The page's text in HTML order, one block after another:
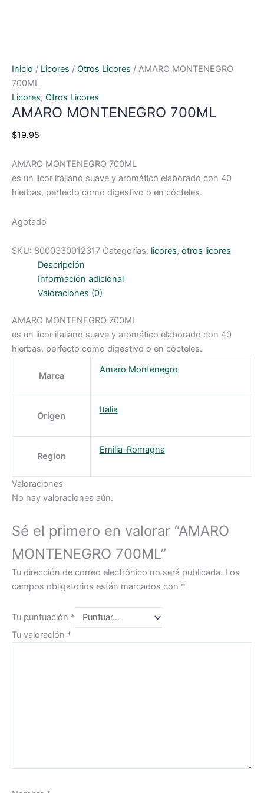
Inicio / Licores / Otros Licores / AMARO MONTENEGRO
700ML
Licores, Otros Licores
AMARO MONTENEGRO 700ML
$19.95
AMARO MONTENEGRO 700ML
es un licor italiano suave y aromático elaborado con 40
hierbas, perfecto como digestivo o en cócteles.
Agotado
SKU: 8000330012317 Categorías: licores, otros licores
Descripción
Información adicional
Valoraciones (0)
AMARO MONTENEGRO 700ML
es un licor italiano suave y aromático elaborado con 40
hierbas, perfecto como digestivo o en cócteles.
Marca
Amaro Montenegro
Origen
Italia
Region
Emilia-Romagna
Valoraciones
No hay valoraciones aún.
Sé el primero en valorar “AMARO
MONTENEGRO 700ML”
Tu dirección de correo electrónico no será publicada. Los
campos obligatorios están marcados con *
Tu puntuación *
Tu valoración *